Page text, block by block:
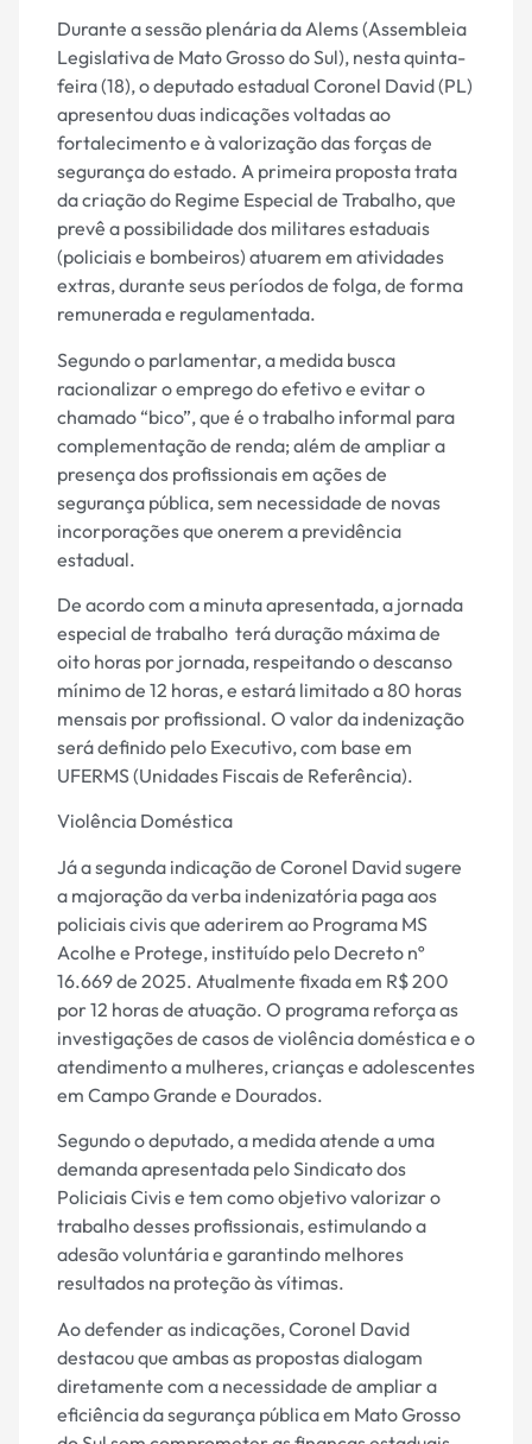
Durante a sessão plenária da Alems (Assembleia
Legislativa de Mato Grosso do Sul), nesta quinta-
feira (18), o deputado estadual Coronel David (PL)
apresentou duas indicações voltadas ao
fortalecimento e à valorização das forças de
segurança do estado. A primeira proposta trata
da criação do Regime Especial de Trabalho, que
prevê a possibilidade dos militares estaduais
(policiais e bombeiros) atuarem em atividades
extras, durante seus períodos de folga, de forma
remunerada e regulamentada.
Segundo o parlamentar, a medida busca
racionalizar o emprego do efetivo e evitar o
chamado “bico”, que é o trabalho informal para
complementação de renda; além de ampliar a
presença dos profissionais em ações de
segurança pública, sem necessidade de novas
incorporações que onerem a previdência
estadual.
De acordo com a minuta apresentada, a jornada
especial de trabalho terá duração máxima de
oito horas por jornada, respeitando o descanso
mínimo de 12 horas, e estará limitado a 80 horas
mensais por profissional. O valor da indenização
será definido pelo Executivo, com base em
UFERMS (Unidades Fiscais de Referência).
Violência Doméstica
Já a segunda indicação de Coronel David sugere
a majoração da verba indenizatória paga aos
policiais civis que aderirem ao Programa MS
Acolhe e Protege, instituído pelo Decreto nº
16.669 de 2025. Atualmente fixada em R$ 200
por 12 horas de atuação. O programa reforça as
investigações de casos de violência doméstica e o
atendimento a mulheres, crianças e adolescentes
em Campo Grande e Dourados.
Segundo o deputado, a medida atende a uma
demanda apresentada pelo Sindicato dos
Policiais Civis e tem como objetivo valorizar o
trabalho desses profissionais, estimulando a
adesão voluntária e garantindo melhores
resultados na proteção às vítimas.
Ao defender as indicações, Coronel David
destacou que ambas as propostas dialogam
diretamente com a necessidade de ampliar a
eficiência da segurança pública em Mato Grosso